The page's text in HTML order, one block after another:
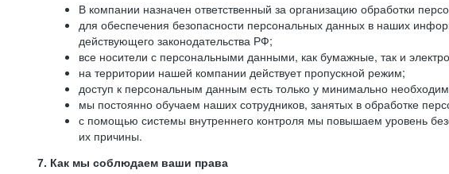
В компании назначен ответственный за организацию обработки
для обеспечения безопасности персональных данных в наших
действующего законодательства РФ;
все носители с персональными данными, как бумажные, так и
на территории нашей компании действует пропускной режим;
доступ к персональным данным есть только у минимально
мы постоянно обучаем наших сотрудников, занятых в обработке
с помощью системы внутреннего контроля мы повышаем уровень
их причины.
7. Как мы соблюдаем ваши права